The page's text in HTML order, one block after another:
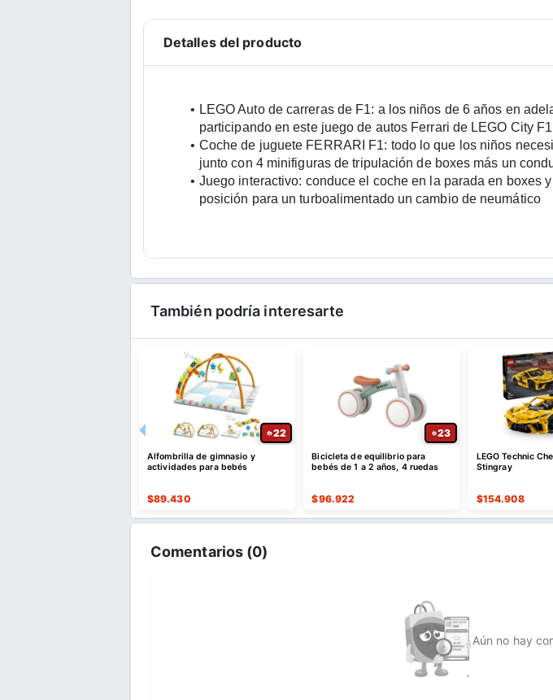
Detalles del producto
LEGO Auto de carreras de F1: a los niños de 6 años en
participando en este juego de autos Ferrari de LEGO City
Coche de juguete FERRARI F1: todo lo que los niños
junto con 4 minifiguras de tripulación de boxes más un
Juego interactivo: conduce el coche en la parada en boxes
posición para un turboalimentado un cambio de neumático
También podría interesarte
22
Alfombrilla de gimnasio y
actividades para bebés
$89.430
23
Bicicleta de equilibrio para
bebés de 1 a 2 años, 4 ruedas
$96.922
LEGO Technic
Stingray
$154.908
Comentarios (0)
Aún no hay